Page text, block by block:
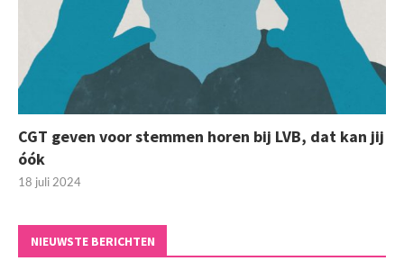
CGT geven voor stemmen horen bij LVB, dat kan jij
óók
18 juli 2024
NIEUWSTE BERICHTEN